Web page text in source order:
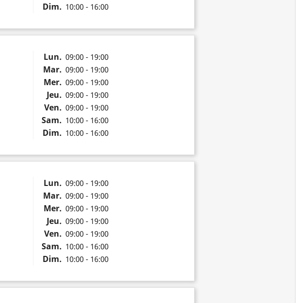
Dim. 10:00 - 16:00
Lun. 09:00 - 19:00
Mar. 09:00 - 19:00
Mer. 09:00 - 19:00
Jeu. 09:00 - 19:00
Ven. 09:00 - 19:00
Sam. 10:00 - 16:00
Dim. 10:00 - 16:00
Lun. 09:00 - 19:00
Mar. 09:00 - 19:00
Mer. 09:00 - 19:00
Jeu. 09:00 - 19:00
Ven. 09:00 - 19:00
Sam. 10:00 - 16:00
Dim. 10:00 - 16:00